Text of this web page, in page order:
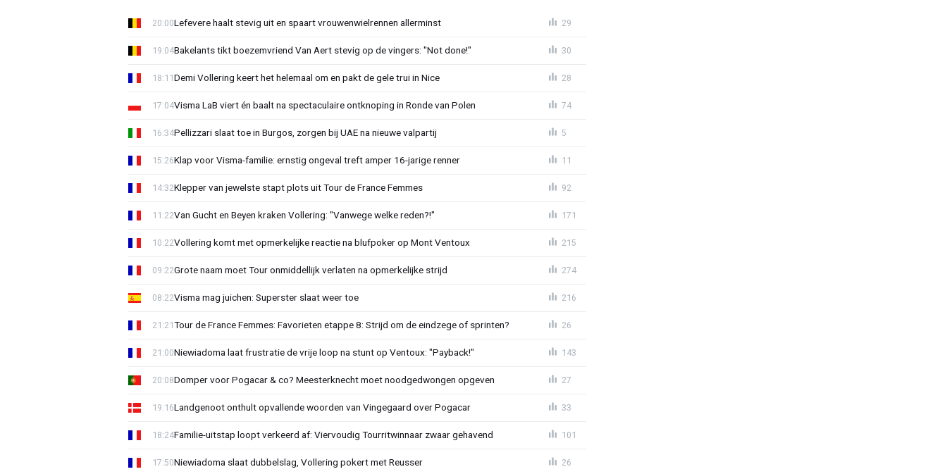
Lefevere haalt stevig uit en spaart vrouwenwielrennen allerminst
20:00 29
Bakelants tikt boezemvriend Van Aert stevig op de vingers: "Not done!"
19:04 30
Demi Vollering keert het helemaal om en pakt de gele trui in Nice
18:11 28
Visma LaB viert én baalt na spectaculaire ontknoping in Ronde van Polen
17:04 74
Pellizzari slaat toe in Burgos, zorgen bij UAE na nieuwe valpartij
16:34 5
Klap voor Visma-familie: ernstig ongeval treft amper 16-jarige renner
15:26 11
Klepper van jewelste stapt plots uit Tour de France Femmes
14:32 92
Van Gucht en Beyen kraken Vollering: "Vanwege welke reden?!"
11:22 171
Vollering komt met opmerkelijke reactie na blufpoker op Mont Ventoux
10:22 215
Grote naam moet Tour onmiddellijk verlaten na opmerkelijke strijd
09:22 274
Visma mag juichen: Superster slaat weer toe
08:22 216
Tour de France Femmes: Favorieten etappe 8: Strijd om de eindzege of sprinten?
21:21 26
Niewiadoma laat frustratie de vrije loop na stunt op Ventoux: "Payback!"
21:00 143
Domper voor Pogacar & co? Meesterknecht moet noodgedwongen opgeven
20:08 27
Landgenoot onthult opvallende woorden van Vingegaard over Pogacar
19:16 33
Familie-uitstap loopt verkeerd af: Viervoudig Tourritwinnaar zwaar gehavend
18:24 101
Niewiadoma slaat dubbelslag, Vollering pokert met Reusser
17:50 26